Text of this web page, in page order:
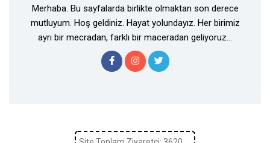
Merhaba. Bu sayfalarda birlikte olmaktan son derece
mutluyum. Hoş geldiniz. Hayat yolundayız. Her birimiz
ayrı bir mecradan, farklı bir maceradan geliyoruz...